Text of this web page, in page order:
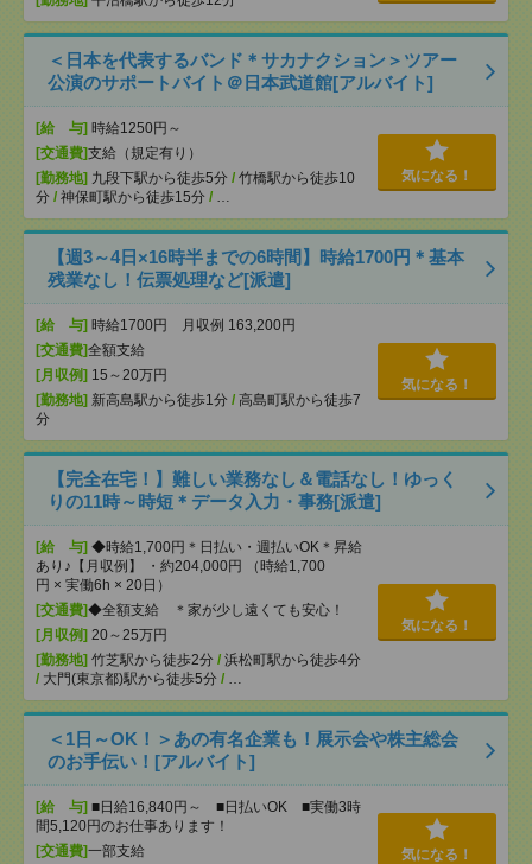
＜日本を代表するバンド＊サカナクション＞ツアー
公演のサポートバイト＠日本武道館[アルバイト]
[給 与] 時給1250円～
[交通費]支給（規定有り）
[勤務地] 九段下駅から徒歩5分 / 竹橋駅から徒歩10
分 / 神保町駅から徒歩15分 / …
気になる！
【週3～4日×16時半までの6時間】時給1700円＊基本
残業なし！伝票処理など[派遣]
[給 与] 時給1700円 月収例 163,200円
[交通費]全額支給
[月収例] 15～20万円
[勤務地] 新高島駅から徒歩1分 / 高島町駅から徒歩7
分
気になる！
【完全在宅！】難しい業務なし＆電話なし！ゆっく
りの11時～時短＊データ入力・事務[派遣]
[給 与] ◆時給1,700円＊日払い・週払いOK＊昇給
あり♪【月収例】 ・約204,000円 （時給1,700
円 × 実働6h × 20日）
[交通費]◆全額支給 ＊家が少し遠くても安心！
[月収例] 20～25万円
[勤務地] 竹芝駅から徒歩2分 / 浜松町駅から徒歩4分
/ 大門(東京都)駅から徒歩5分 / …
気になる！
＜1日～OK！＞あの有名企業も！展示会や株主総会
のお手伝い！[アルバイト]
[給 与] ■日給16,840円～ ■日払いOK ■実働3時
間5,120円のお仕事あります！
[交通費]一部支給
気になる！